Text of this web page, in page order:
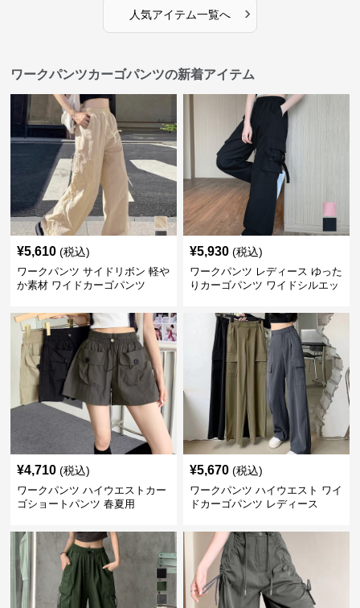
人気アイテム一覧へ ›
ワークパンツカーゴパンツの新着アイテム
¥5,610 (税込)
ワークパンツ サイドリボン 軽や
か素材 ワイドカーゴパンツ
¥5,930 (税込)
ワークパンツ レディース ゆった
りカーゴパンツ ワイドシルエッ
¥4,710 (税込)
ワークパンツ ハイウエストカー
ゴショートパンツ 春夏用
¥5,670 (税込)
ワークパンツ ハイウエスト ワイ
ドカーゴパンツ レディース